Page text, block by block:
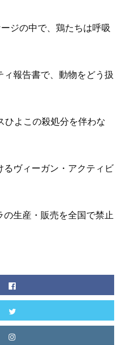
ジの中で、鶏たちは呼吸
報告書で、動物をどう扱
ひよこの殺処分を伴わな
るヴィーガン・アクティビ
生産・販売を全国で禁止